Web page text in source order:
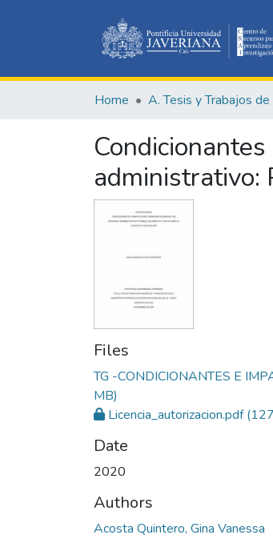
Home A. Tesis y Trabajos de
administrativo:
Files
TG -CONDICIONANTES E
MB)
Licencia_autorizacion.pdf
Date
2020
Authors
Acosta Quintero, Gina Vanessa